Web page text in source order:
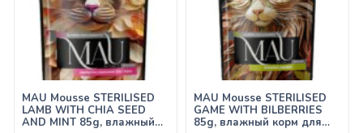
MAU Mousse STERILISED
LAMB WITH CHIA SEED
AND MINT 85g, влажный
MAU Mousse STERILISED
GAME WITH BILBERRIES
85g, влажный корм для